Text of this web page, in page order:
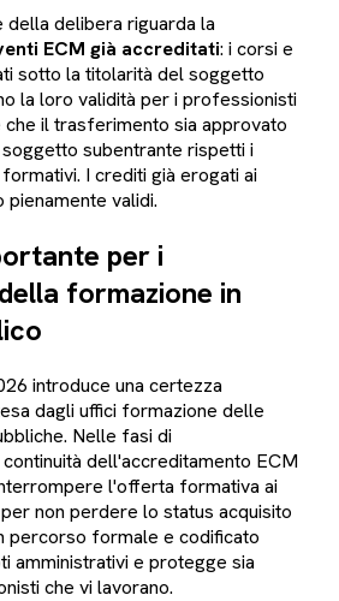
della delibera riguarda la
ECM già accreditati: i corsi e
sotto la titolarità del soggetto
la loro validità per i professionisti
che il trasferimento sia approvato
subentrante rispetti i
I crediti già erogati ai
validi.
per i
formazione in
introduce una certezza
dagli uffici formazione delle
Nelle fasi di
dell'accreditamento ECM
l'offerta formativa ai
non perdere lo status acquisito
percorso formale e codificato
amministrativi e protegge sia
che vi lavorano.